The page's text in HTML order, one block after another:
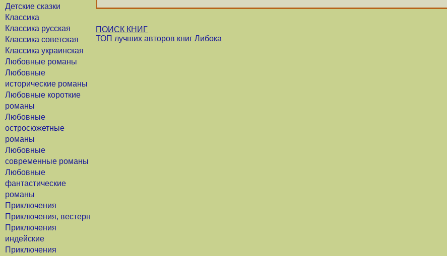
Детские сказки
Классика
Классика русская
Классика советская
Классика украинская
Любовные романы
Любовные
исторические романы
Любовные короткие
романы
Любовные
остросюжетные
романы
Любовные
современные романы
Любовные
фантастические
романы
Приключения
Приключения, вестерн
Приключения
индейские
Приключения
ПОИСК КНИГ
ТОП лучших авторов книг Либока